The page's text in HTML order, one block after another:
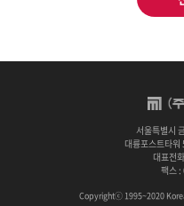
서울특별시
대륭포스트타
대표전
팩스
Copyrightⓒ 1995~2020